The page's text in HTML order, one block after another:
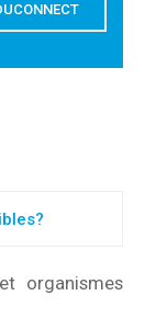
organismes